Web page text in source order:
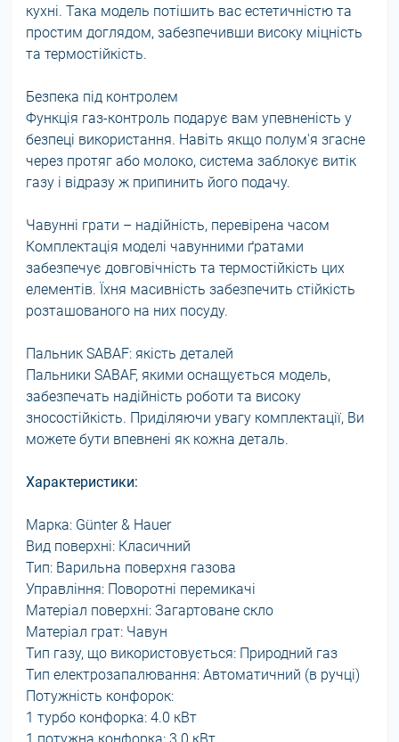
кухні. Така модель потішить вас естетичністю та
простим доглядом, забезпечивши високу міцність
та термостійкість.
Безпека під контролем
Функція газ-контроль подарує вам упевненість у
безпеці використання. Навіть якщо полум'я згасне
через протяг або молоко, система заблокує витік
газу і відразу ж припинить його подачу.
Чавунні грати – надійність, перевірена часом
Комплектація моделі чавунними ґратами
забезпечує довговічність та термостійкість цих
елементів. Їхня масивність забезпечить стійкість
розташованого на них посуду.
Пальник SABAF: якість деталей
Пальники SABAF, якими оснащується модель,
забезпечать надійність роботи та високу
зносостійкість. Приділяючи увагу комплектації, Ви
можете бути впевнені як кожна деталь.
Характеристики:
Марка: Günter & Hauer
Вид поверхні: Класичний
Тип: Варильна поверхня газова
Управління: Поворотні перемикачі
Матеріал поверхні: Загартоване скло
Матеріал грат: Чавун
Тип газу, що використовується: Природний газ
Тип електрозапалювання: Автоматичний (в ручці)
Потужність конфорок:
1 турбо конфорка: 4.0 кВт